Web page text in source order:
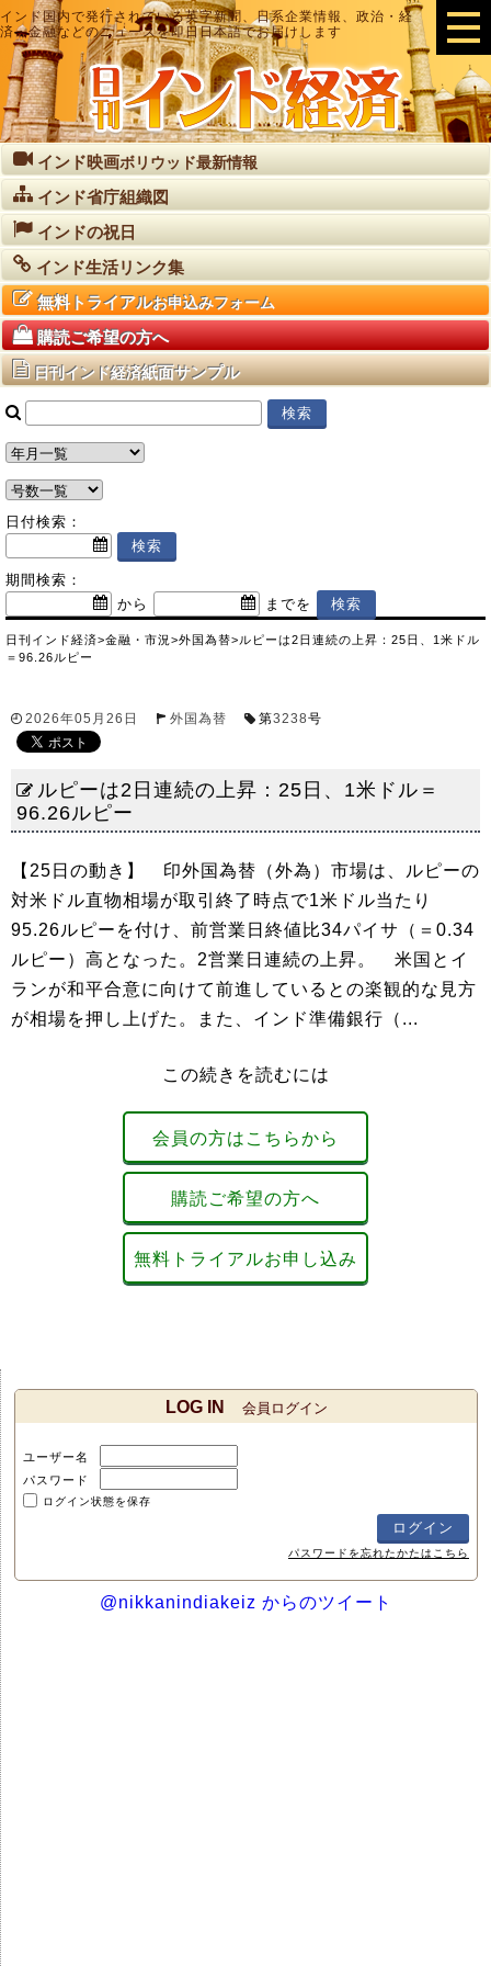
インド国内で発行されている英字新聞、日系企業情報、政治・経
済・金融などのニュースを即日日本語でお届けします
インド映画ボリウッド最新情報
インド省庁組織図
インドの祝日
インド生活リンク集
無料トライアルお申込みフォーム
購読ご希望の方へ
日刊インド経済紙面サンプル
日付検索：
期間検索：
から
までを
日刊インド経済>金融・市況 >外国為替>ルピーは2日連続の上昇：25日、1米ドル
＝96.26ルピー
2026年05月26日 外国為替 第3238号
ルピーは2日連続の上昇：25日、1米ドル＝
96.26ルピー
【25日の動き】 印外国為替（外為）市場は、ルピーの
対米ドル直物相場が取引終了時点で1米ドル当たり
95.26ルピーを付け、前営業日終値比34パイサ（＝0.34
ルピー）高となった。2営業日連続の上昇。 米国とイ
ランが和平合意に向けて前進しているとの楽観的な見方
が相場を押し上げた。また、インド準備銀行（...
この続きを読むには
会員の方はこちらから
購読ご希望の方へ
無料トライアルお申し込み
LOG IN 会員ログイン
ユーザー名
パスワード
ログイン状態を保存
パスワードを忘れたかたはこちら
@nikkanindiakeiz からのツイート